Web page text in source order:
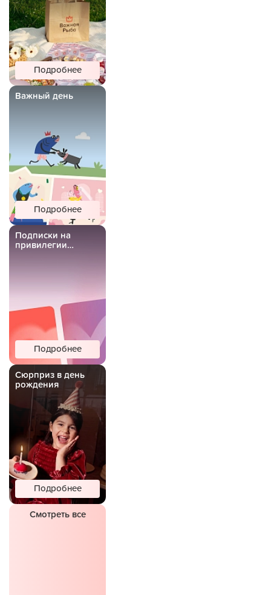
Подробнее
Важный день
Подробнее
Подписки на
привилегии
Подробнее
Сюрприз в день
рождения
Подробнее
Смотреть все